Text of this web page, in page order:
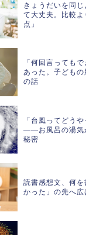
きょうだいを同
て大丈夫。比較
点」
「何回言っても
あった。子ども
の話
「台風ってどう
——お風呂の湯気
秘密
読書感想文、何
かった」の先へ